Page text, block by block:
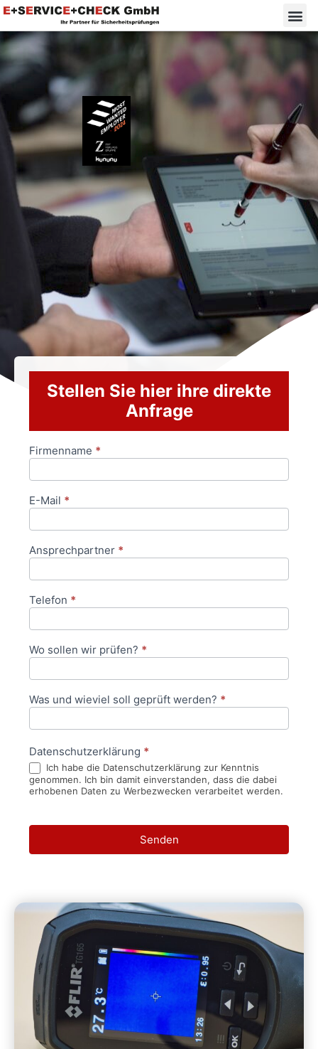
Stellen Sie hier ihre direkte
Anfrage
Anfrageformular
Firmenname *
E-Mail *
Ansprechpartner *
Telefon *
Wo sollen wir prüfen? *
Was und wieviel soll geprüft werden? *
Datenschutzerklärung *
Ich habe die Datenschutzerklärung zur Kenntnis
genommen. Ich bin damit einverstanden, dass die dabei
erhobenen Daten zu Werbezwecken verarbeitet werden.
Senden